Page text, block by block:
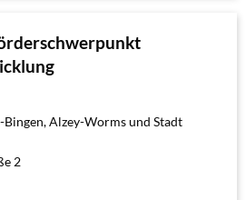
Alzey-Worms und Stadt
2